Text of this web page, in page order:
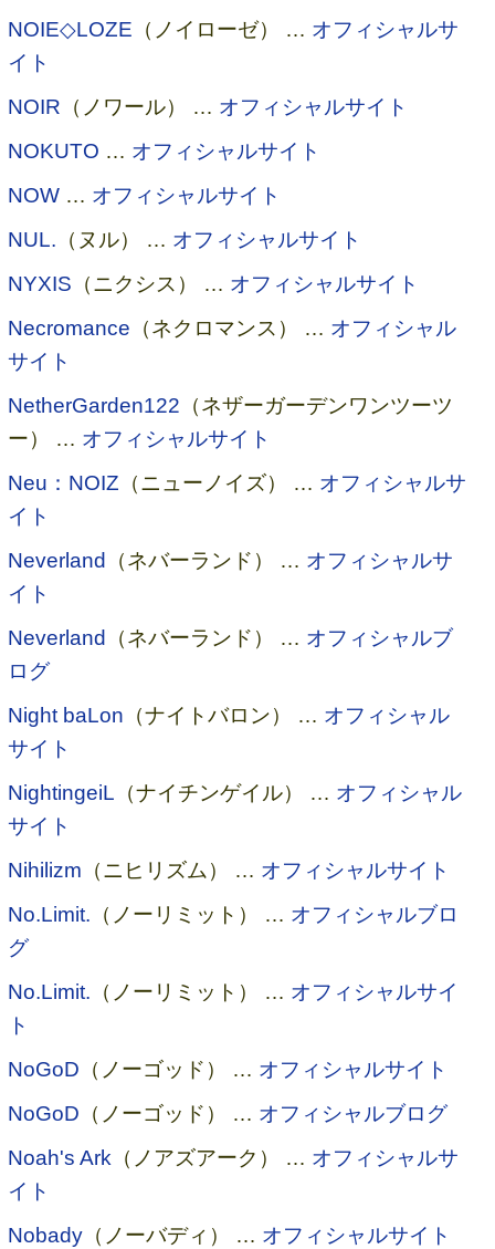
NOIE◇LOZE （ノイローゼ） … オフィシャルサ
イト
NOIR （ノワール） … オフィシャルサイト
NOKUTO … オフィシャルサイト
NOW … オフィシャルサイト
NUL. （ヌル） … オフィシャルサイト
NYXIS （ニクシス） … オフィシャルサイト
Necromance （ネクロマンス） … オフィシャル
サイト
NetherGarden122 （ネザーガーデンワンツーツ
ー） … オフィシャルサイト
Neu：NOIZ （ニューノイズ） … オフィシャルサ
イト
Neverland
（ネバーランド） … オフィシャルサ
イト
Neverland
（ネバーランド） … オフィシャルブ
ログ
Night baLon （ナイトバロン） … オフィシャル
サイト
NightingeiL （ナイチンゲイル） … オフィシャル
サイト
Nihilizm （ニヒリズム） … オフィシャルサイト
No.Limit. （ノーリミット） … オフィシャルブロ
グ
No.Limit. （ノーリミット） … オフィシャルサイ
ト
NoGoD （ノーゴッド） … オフィシャルサイト
NoGoD （ノーゴッド） … オフィシャルブログ
Noah's Ark （ノアズアーク） … オフィシャルサ
イト
Nobady （ノーバディ） … オフィシャルサイト